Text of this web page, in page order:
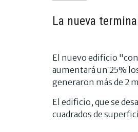
La nueva
El nuevo edificio
aumentará un 25%
generaron más de 2
El edificio, que se
cuadrados de